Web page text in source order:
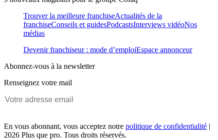
Trouver la meilleure franchiseActualités de la
franchiseConseils et guidesPodcastsInterviews vidéoNos
médias
Devenir franchiseur : mode d’emploiEspace annonceur
Abonnez-vous à la newsletter
Renseignez votre mail
En vous abonnant, vous acceptez notre politique de confidentialité |
2026 Plus que pro. Tous droits réservés.